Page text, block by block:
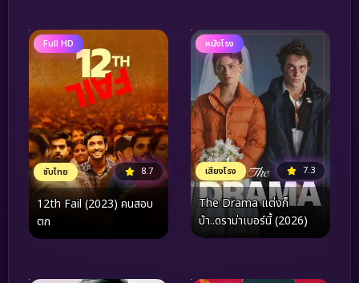
Full HD
ซับไทย 8.7
12th Fail (2023) คนสอบ
ตก
หนังโรง
เสียงโรง 7.3
The Drama แต่งก็
บ้า..ดราม่าเบอร์นี้ (2026)